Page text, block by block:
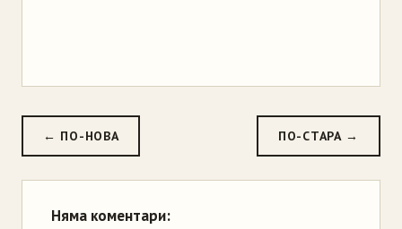
← ПО-НОВА ПО-СТАРА →
Няма коментари: